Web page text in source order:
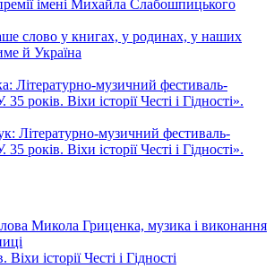
імені Михайла Слабошпицького
слово у книгах, у родинах, у наших
й Україна
Літературно-музичний фестиваль-
років. Віхи історії Честі і Гідності».
Літературно-музичний фестиваль-
років. Віхи історії Честі і Гідності».
Микола Гриценка, музика і виконання
історії Честі і Гідності